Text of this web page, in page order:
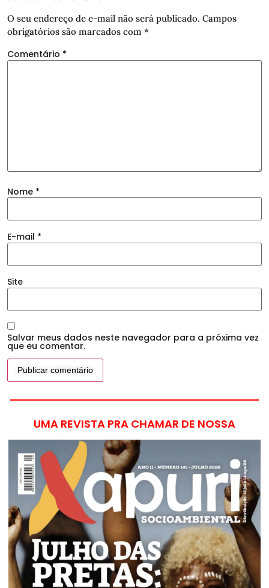
O seu endereço de e-mail não será publicado. Campos
obrigatórios são marcados com *
Comentário *
Nome *
E-mail *
Site
Salvar meus dados neste navegador para a próxima vez
que eu comentar.
UMA REVISTA PRA CHAMAR DE NOSSA